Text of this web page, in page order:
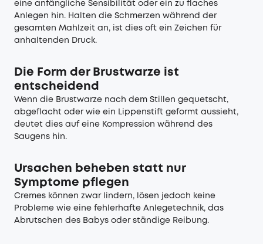
eine anfängliche Sensibilität oder ein zu flaches
Anlegen hin. Halten die Schmerzen während der
gesamten Mahlzeit an, ist dies oft ein Zeichen für
anhaltenden Druck.
Die Form der Brustwarze ist
entscheidend
Wenn die Brustwarze nach dem Stillen gequetscht,
abgeflacht oder wie ein Lippenstift geformt aussieht,
deutet dies auf eine Kompression während des
Saugens hin.
Ursachen beheben statt nur
Symptome pflegen
Cremes können zwar lindern, lösen jedoch keine
Probleme wie eine fehlerhafte Anlegetechnik, das
Abrutschen des Babys oder ständige Reibung.